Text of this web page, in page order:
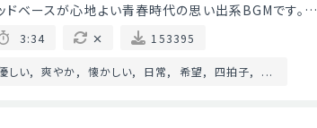
ドベースが心地よい青春時代の思い出系BGMです。…
3:34 153395
しい 爽やか 懐かしい 日常 希望 四拍子 ...